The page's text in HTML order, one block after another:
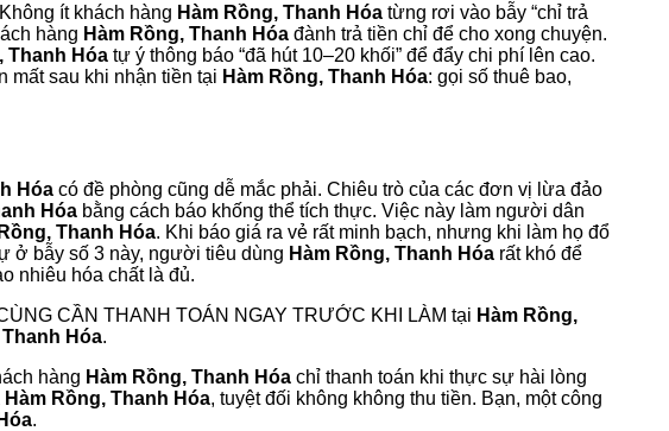
ít khách hàng Hàm Rồng, Thanh Hóa từng rơi vào bẫy “chỉ trả
hàng Hàm Rồng, Thanh Hóa đành trả tiền chỉ để cho xong chuyện.
Thanh Hóa tự ý thông báo “đã hút 10–20 khối” để đẩy chi phí lên cao.
mất sau khi nhận tiền tại Hàm Rồng, Thanh Hóa: gọi số thuê bao,
Hóa có đề phòng cũng dễ mắc phải. Chiêu trò của các đơn vị lừa đảo
Hóa bằng cách báo khống thể tích thực. Việc này làm người dân
Thanh Hóa. Khi báo giá ra vẻ rất minh bạch, nhưng khi làm họ đổ
ở bẫy số 3 này, người tiêu dùng Hàm Rồng, Thanh Hóa rất khó để
nhiêu hóa chất là đủ.
CẦN THANH TOÁN NGAY TRƯỚC KHI LÀM tại Hàm Rồng,
Hóa.
hàng Hàm Rồng, Thanh Hóa chỉ thanh toán khi thực sự hài lòng
Hàm Rồng, Thanh Hóa, tuyệt đối không không thu tiền. Bạn, một công
.